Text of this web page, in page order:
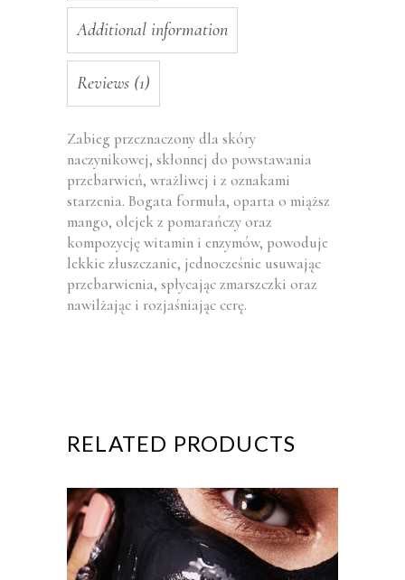
Additional information
Reviews (1)
Zabieg przeznaczony dla skóry
naczynikowej, skłonnej do powstawania
przebarwień, wrażliwej i z oznakami
starzenia. Bogata formuła, oparta o miąższ
mango, olejek z pomarańczy oraz
kompozycję witamin i enzymów, powoduje
lekkie złuszczanie, jednocześnie usuwając
przebarwienia, spłycając zmarszczki oraz
nawilżając i rozjaśniając cerę.
RELATED PRODUCTS